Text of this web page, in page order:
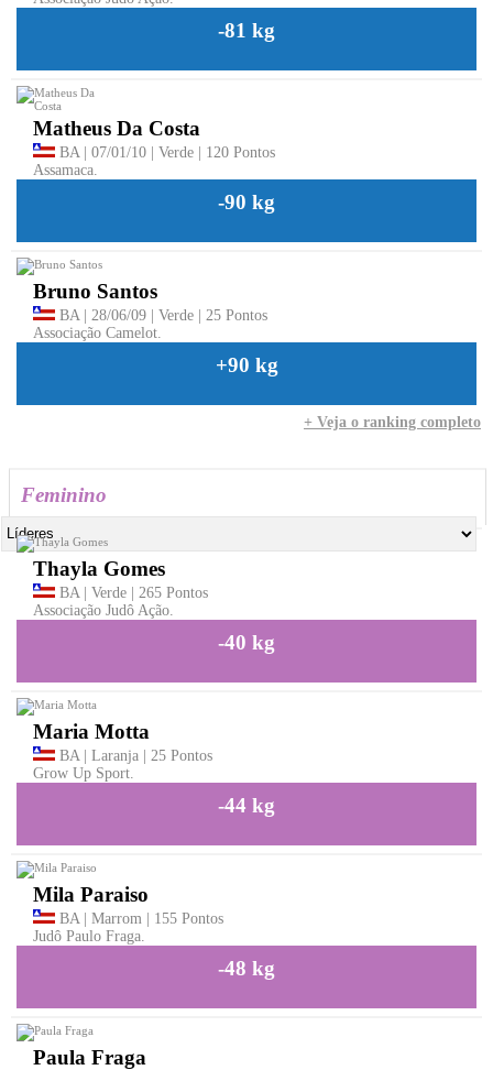
-81 kg
Matheus Da Costa
BA | 07/01/10 | Verde | 120 Pontos
Assamaca.
-90 kg
Bruno Santos
BA | 28/06/09 | Verde | 25 Pontos
Associação Camelot.
+90 kg
+ Veja o ranking completo
Feminino
Thayla Gomes
BA | Verde | 265 Pontos
Associação Judô Ação.
-40 kg
Maria Motta
BA | Laranja | 25 Pontos
Grow Up Sport.
-44 kg
Mila Paraiso
BA | Marrom | 155 Pontos
Judô Paulo Fraga.
-48 kg
Paula Fraga